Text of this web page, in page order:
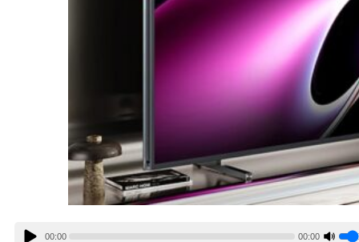
00:00 00:00